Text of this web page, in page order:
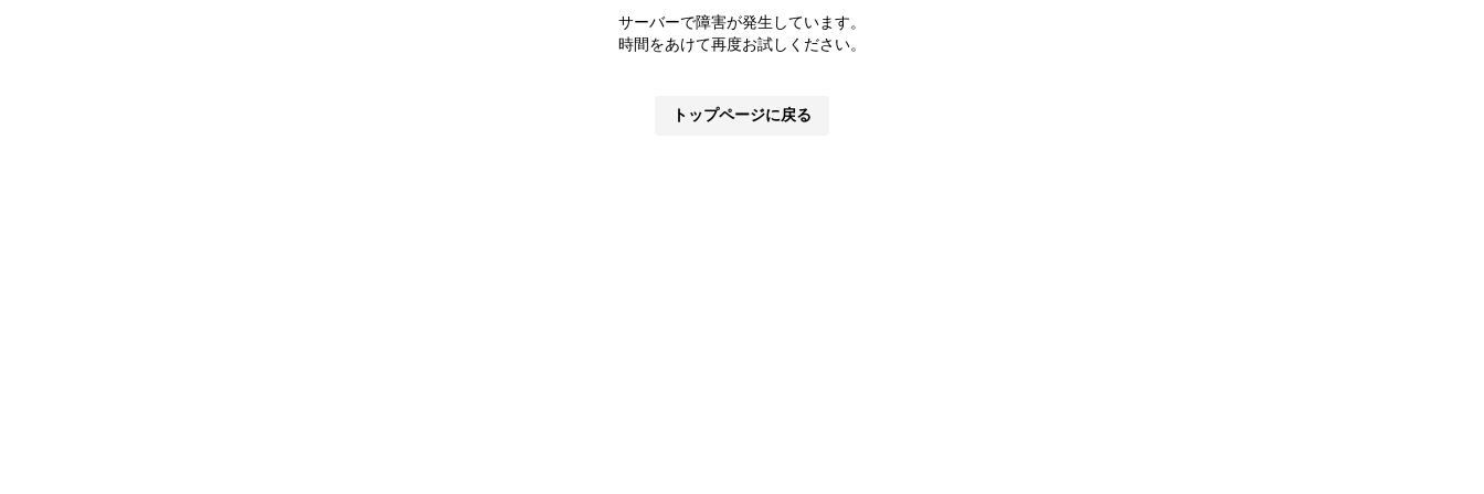
サーバーで障害が発生しています。
時間をあけて再度お試しください。
トップページに戻る